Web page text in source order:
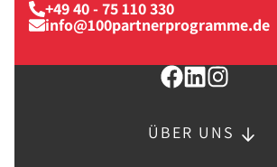
+49 40 - 75 110 330
info@100partnerprogramme.de
ÜBER UNS